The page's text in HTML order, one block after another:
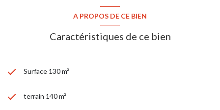
A PROPOS DE CE BIEN
Caractéristiques de ce bien
Surface 130 m²
terrain 140 m²